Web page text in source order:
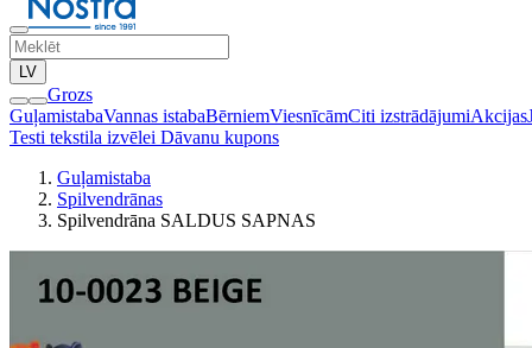
LV
Grozs
GuļamistabaVannas istabaBērniemViesnīcāmCiti izstrādājumiAkcijas
Testi tekstila izvēlei Dāvanu kupons
Guļamistaba
Spilvendrānas
Spilvendrāna SALDUS SAPNAS